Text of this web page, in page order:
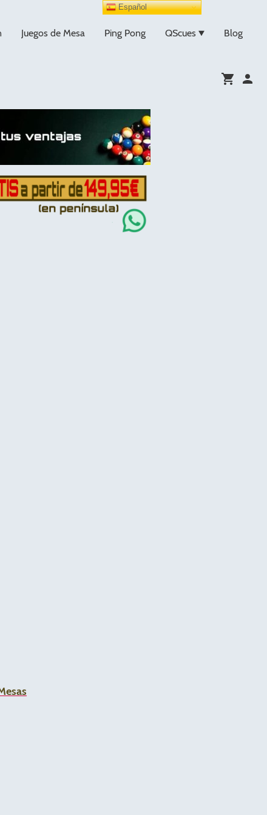
Juegos de Mesa Ping Pong QScues Blog
Español